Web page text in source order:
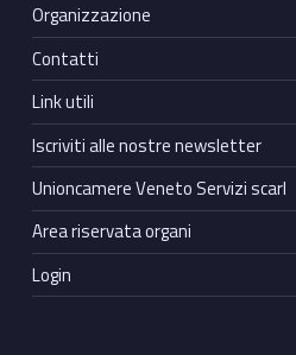
Organizzazione
Contatti
Link utili
Iscriviti alle nostre newsletter
Unioncamere Veneto Servizi scarl
Area riservata organi
Login